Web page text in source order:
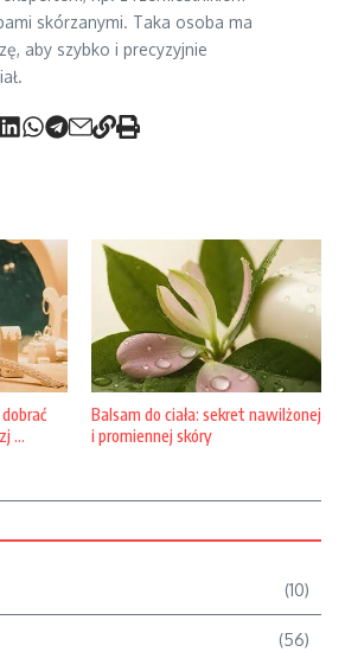
skórzanymi. Taka osoba ma
aby szybko i precyzyjnie
...
Balsam do ciała: sekret nawilżonej
i promiennej skóry
(10)
(56)